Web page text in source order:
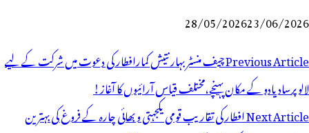
28/05/202623/06/2026
پوسٹوں
کی
نیویگیشن
Previous Articleچیف منسٹر بہار نتیش کمارافطار کی دعوت میں شرکت کے لیے
لالو پرساد یادو کے مکان پہنچے،مختلف قیاس آرائیوں کا آغاز!
Next Articleافطار کی تقاریب قومی یکجہتی و بھائی چارہ کے فروغ کی بہترین